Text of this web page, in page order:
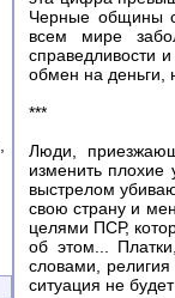
Черные общины
всем мире
справедливости
обмен на деньги,
***
Люди,
изменить
выстрелом
свою страну и
целями ПСР,
об этом...
словами,
ситуация не